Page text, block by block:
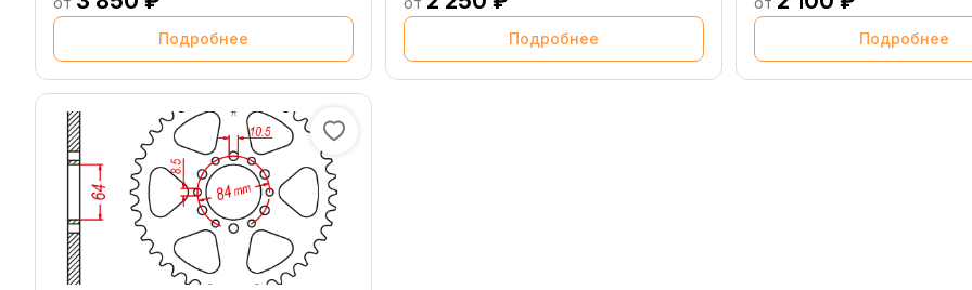
Подробнее Подробнее Подробнее